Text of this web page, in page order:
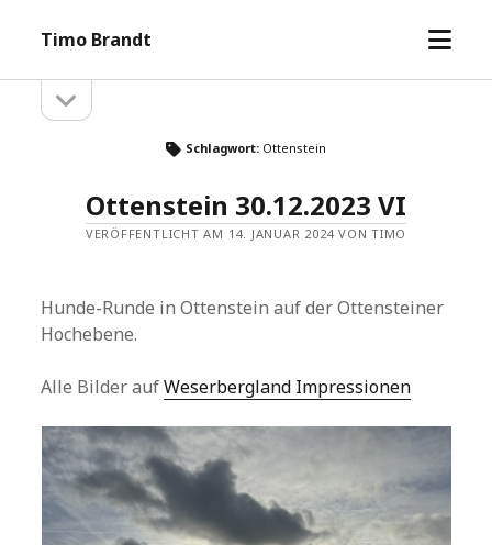
Timo Brandt
Menü
Seitenleiste
öffnen
Schlagwort: Ottenstein
Ottenstein 30.12.2023 VI
VERÖFFENTLICHT AM 14. JANUAR 2024 VON TIMO
Hunde-Runde in Ottenstein auf der Ottensteiner
Hochebene.
Alle Bilder aufWeserbergland Impressionen